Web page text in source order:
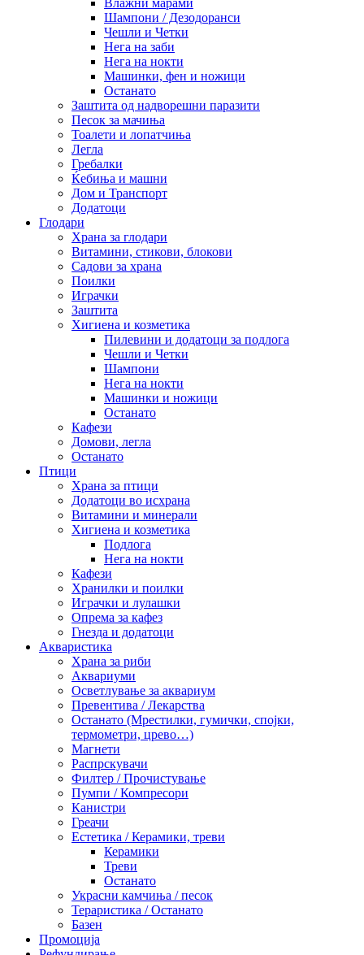
Шампони / Дезодоранси
Чешли и Четки
Нега на заби
Нега на нокти
Машинки, фен и ножици
Останато
Заштита од надворешни паразити
Песок за мачиња
Тоалети и лопатчиња
Легла
Гребалки
Ќебиња и машни
Дом и Транспорт
Додатоци
Глодари
Храна за глодари
Витамини, стикови, блокови
Садови за храна
Поилки
Играчки
Заштита
Хигиена и козметика
Пилевини и додатоци за подлога
Чешли и Четки
Шампони
Нега на нокти
Машинки и ножици
Останато
Кафези
Домови, легла
Останато
Птици
Храна за птици
Додатоци во исхрана
Витамини и минерали
Хигиена и козметика
Подлога
Нега на нокти
Кафези
Хранилки и поилки
Играчки и лулашки
Опрема за кафез
Гнезда и додатоци
Акваристика
Храна за риби
Аквариуми
Осветлување за аквариум
Превентива / Лекарства
Останато (Мрестилки, гумички, спојки,
термометри, црево…)
Магнети
Распрскувачи
Филтер / Прочистување
Пумпи / Компресори
Канистри
Греачи
Естетика / Керамики, треви
Керамики
Треви
Останато
Украсни камчиња / песок
Тераристика / Останато
Базен
Промоција